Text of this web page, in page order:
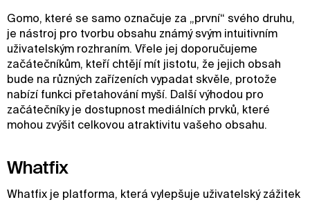
Gomo, které se samo označuje za „první“ svého druhu,
je nástroj pro tvorbu obsahu známý svým intuitivním
uživatelským rozhraním. Vřele jej doporučujeme
začátečníkům, kteří chtějí mít jistotu, že jejich obsah
bude na různých zařízeních vypadat skvěle, protože
nabízí funkci přetahování myší. Další výhodou pro
začátečníky je dostupnost mediálních prvků, které
mohou zvýšit celkovou atraktivitu vašeho obsahu.
Whatfix
Whatfix je platforma, která vylepšuje uživatelský zážitek